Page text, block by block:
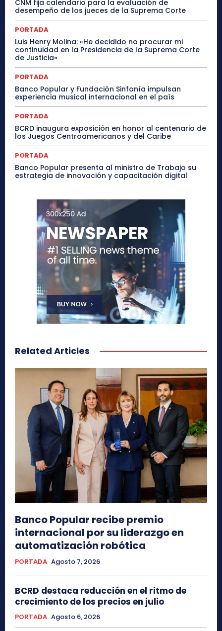
CNM fija calendario para la evaluación de
desempeño de los jueces de la Suprema Corte
PORTADA
Luis Henry Molina: «He decidido no procurar mi
continuidad en la Presidencia de la Suprema Corte
de Justicia»
PORTADA
Banco Popular y Fundación Sinfonía impulsan
experiencia musical internacional en el país
PORTADA
BCRD inaugura exposición en honor al centenario de
los Juegos Centroamericanos y del Caribe
PORTADA
Banco Popular presenta al ministro de Trabajo su
estrategia de innovación y capacitación digital
Related Articles
Banco Popular recibe premio
internacional por su liderazgo en
automatización robótica
PORTADA Agosto 7, 2026
BCRD destaca reducción en el ritmo de
crecimiento de los precios en julio
PORTADA Agosto 6, 2026